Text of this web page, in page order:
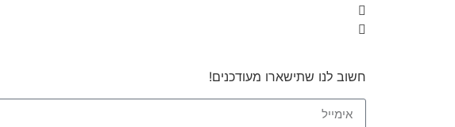
חשוב לנו שתישארו מעודכנים!